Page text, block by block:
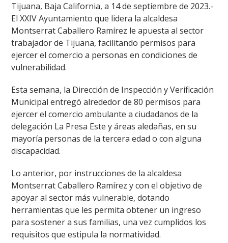
Tijuana, Baja California, a 14 de septiembre de 2023.-
El XXIV Ayuntamiento que lidera la alcaldesa
Montserrat Caballero Ramírez le apuesta al sector
trabajador de Tijuana, facilitando permisos para
ejercer el comercio a personas en condiciones de
vulnerabilidad.
Esta semana, la Dirección de Inspección y Verificación
Municipal entregó alrededor de 80 permisos para
ejercer el comercio ambulante a ciudadanos de la
delegación La Presa Este y áreas aledañas, en su
mayoría personas de la tercera edad o con alguna
discapacidad.
Lo anterior, por instrucciones de la alcaldesa
Montserrat Caballero Ramírez y con el objetivo de
apoyar al sector más vulnerable, dotando
herramientas que les permita obtener un ingreso
para sostener a sus familias, una vez cumplidos los
requisitos que estipula la normatividad.